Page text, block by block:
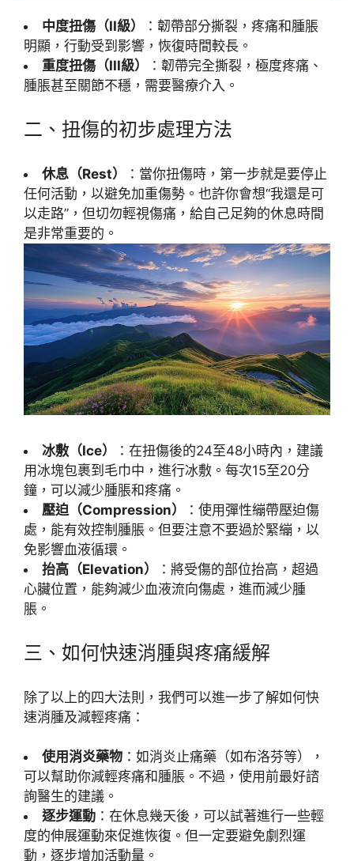
中度扭傷（II級）
：韌帶部分撕裂，疼痛和腫脹
明顯，行動受到影響，恢復時間較長。
重度扭傷（III級）
：韌帶完全撕裂，極度疼痛、
腫脹甚至關節不穩，需要醫療介入。
二、扭傷的初步處理方法
休息（Rest）
：當你扭傷時，第一步就是要停止
任何活動，以避免加重傷勢。也許你會想“我還是可
以走路”，但切勿輕視傷痛，給自己足夠的休息時間
是非常重要的。
冰敷（Ice）
：在扭傷後的24至48小時內，建議
用冰塊包裹到毛巾中，進行冰敷。每次15至20分
鐘，可以減少腫脹和疼痛。
壓迫（Compression）
：使用彈性繃帶壓迫傷
處，能有效控制腫脹。但要注意不要過於緊繃，以
免影響血液循環。
抬高（Elevation）
：將受傷的部位抬高，超過
心臟位置，能夠減少血液流向傷處，進而減少腫
脹。
三、如何快速消腫與疼痛緩解
除了以上的四大法則，我們可以進一步了解如何快
速消腫及減輕疼痛：
使用消炎藥物 ：如消炎止痛藥（如布洛芬等），
可以幫助你減輕疼痛和腫脹。不過，使用前最好諮
詢醫生的建議。
逐步運動 ：在休息幾天後，可以試著進行一些輕
度的伸展運動來促進恢復。但一定要避免劇烈運
動，逐步增加活動量。